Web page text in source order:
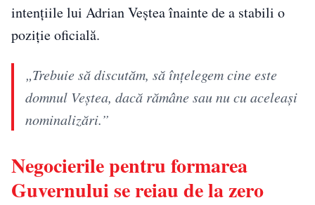
intențiile lui Adrian Veștea înainte de a stabili o
poziție oficială.
„Trebuie să discutăm, să înțelegem cine este
domnul Veștea, dacă rămâne sau nu cu aceleași
nominalizări.”
Negocierile pentru formarea
Guvernului se reiau de la zero